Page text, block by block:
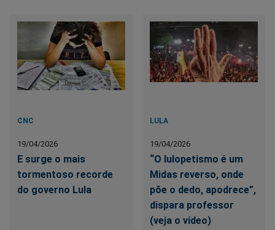
CNC
19/04/2026
E surge o mais
tormentoso recorde
do governo Lula
LULA
19/04/2026
“O lulopetismo é um
Midas reverso, onde
põe o dedo, apodrece”,
dispara professor
(veja o vídeo)